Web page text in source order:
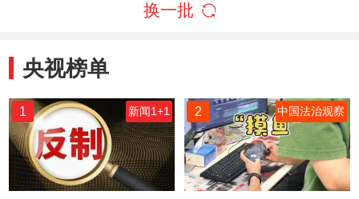
取消对伊打击 以色列换一批
央视榜单
1 新闻1+1 2 中国法治观察